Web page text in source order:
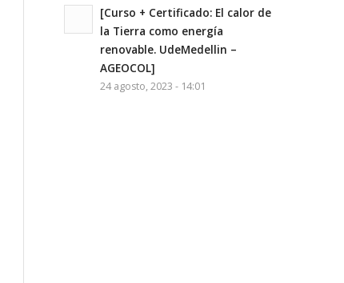
[Curso + Certificado: El calor de
la Tierra como energía
renovable. UdeMedellin –
AGEOCOL]
24 agosto, 2023 - 14:01